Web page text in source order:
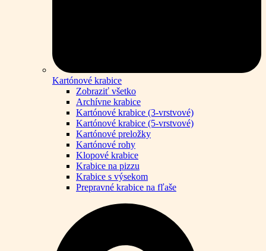
Kartónové krabice
Zobraziť všetko
Archívne krabice
Kartónové krabice (3-vrstvové)
Kartónové krabice (5-vrstvové)
Kartónové preložky
Kartónové rohy
Klopové krabice
Krabice na pizzu
Krabice s výsekom
Prepravné krabice na fľaše